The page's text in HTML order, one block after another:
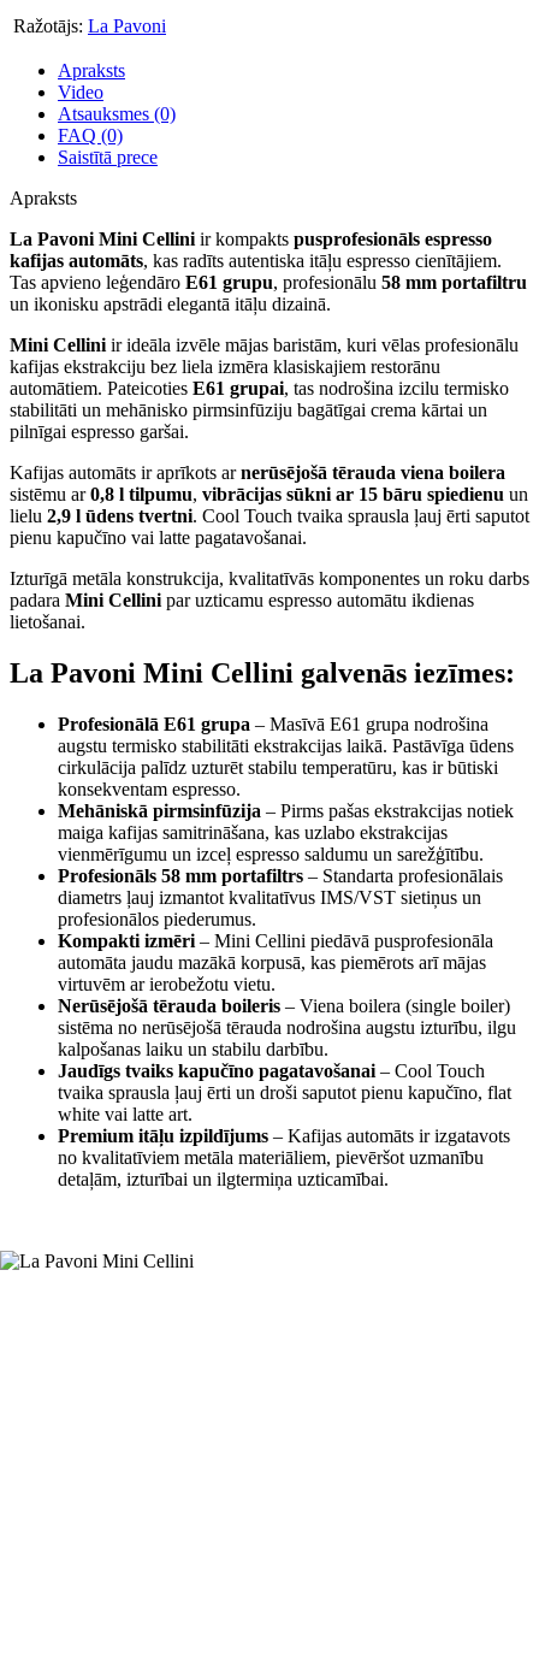
Ražotājs: La Pavoni
Apraksts
Video
Atsauksmes (0)
FAQ (0)
Saistītā prece
Apraksts
La Pavoni Mini Cellini ir kompakts pusprofesionāls espresso
kafijas automāts, kas radīts autentiska itāļu espresso cienītājiem.
Tas apvieno leģendāro E61 grupu, profesionālu 58 mm portafiltru
un ikonisku apstrādi elegantā itāļu dizainā.
Mini Cellini ir ideāla izvēle mājas baristām, kuri vēlas profesionālu
kafijas ekstrakciju bez liela izmēra klasiskajiem restorānu
automātiem. Pateicoties E61 grupai, tas nodrošina izcilu termisko
stabilitāti un mehānisko pirmsinfūziju bagātīgai crema kārtai un
pilnīgai espresso garšai.
Kafijas automāts ir aprīkots arnerūsējošā tērauda viena boilera
sistēmu ar0,8 l tilpumu, vibrācijas sūkni ar 15 bāru spiedienu un
lielu 2,9 l ūdens tvertni. Cool Touch tvaika sprausla ļauj ērti saputot
pienu kapučīno vai latte pagatavošanai.
Izturīgā metāla konstrukcija, kvalitatīvās komponentes un roku darbs
padara Mini Cellini par uzticamu espresso automātu ikdienas
lietošanai.
La Pavoni Mini Cellini galvenās iezīmes:
Profesionālā E61 grupa – Masīvā E61 grupa nodrošina
augstu termisko stabilitāti ekstrakcijas laikā. Pastāvīga ūdens
cirkulācija palīdz uzturēt stabilu temperatūru, kas ir būtiski
konsekventam espresso.
Mehāniskā pirmsinfūzija – Pirms pašas ekstrakcijas notiek
maiga kafijas samitrināšana, kas uzlabo ekstrakcijas
vienmērīgumu un izceļ espresso saldumu un sarežģītību.
Profesionāls 58 mm portafiltrs – Standarta profesionālais
diametrs ļauj izmantot kvalitatīvus IMS/VST sietiņus un
profesionālos piederumus.
Kompakti izmēri – Mini Cellini piedāvā pusprofesionāla
automāta jaudu mazākā korpusā, kas piemērots arī mājas
virtuvēm ar ierobežotu vietu.
Nerūsējošā tērauda boileris – Viena boilera (single boiler)
sistēma no nerūsējošā tērauda nodrošina augstu izturību, ilgu
kalpošanas laiku un stabilu darbību.
Jaudīgs tvaiks kapučīno pagatavošanai – Cool Touch
tvaika sprausla ļauj ērti un droši saputot pienu kapučīno, flat
white vai latte art.
Premium itāļu izpildījums – Kafijas automāts ir izgatavots
no kvalitatīviem metāla materiāliem, pievēršot uzmanību
detaļām, izturībai un ilgtermiņa uzticamībai.